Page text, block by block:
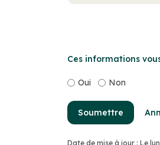
Ces informations
Oui Non
Soumettre
Date de mise à jour : Le